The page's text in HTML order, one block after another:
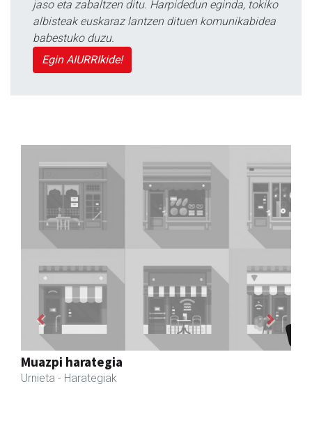
jaso eta zabaltzen ditu. Harpidedun eginda, tokiko
albisteak euskaraz lantzen dituen komunikabidea
babestuko duzu.
Egin AIURRIkide!
Urnietako AEK euskaltegia
Urnieta - Euskaltegiak
Previous Next